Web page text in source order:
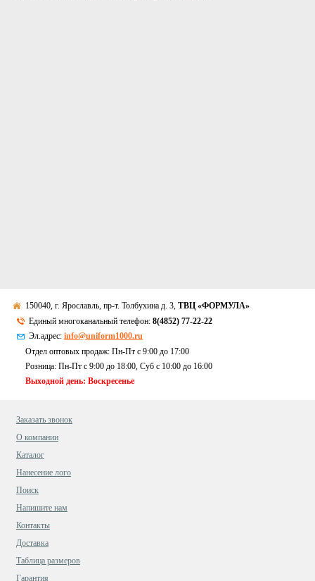
150040, г. Ярославль, пр-т. Толбухина д. 3,ТВЦ «ФОРМУЛА»
Единый многоканальный телефон:8(4852) 77-22-22
Эл.адрес:info@uniform1000.ru
Отдел оптовых продаж: Пн-Пт с 9:00 до 17:00
Розница: Пн-Пт с 9:00 до 18:00, Суб c 10:00 до 16:00
Выходной день: Воскресенье
Заказать звонок
О компании
Каталог
Нанесение лого
Поиск
Напишите нам
Контакты
Доставка
Таблица размеров
Гарантия